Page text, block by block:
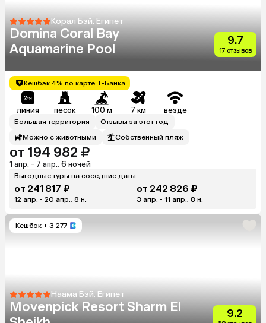
Корал Бэй, Египет
Domina Coral Bay
Aquamarine Pool
9.7
17 отзывов
Кешбэк 4% по карте Т-Банка
линия песок 100 м 7 км везде
Большая территория
Отзывы за этот год
Можно с животными
Собственный пляж
от 194 982 ₽
1 апр. - 7 апр., 6 ночей
Выгодные туры на соседние даты
от 241 817 ₽
12 апр. - 20 апр., 8 н.
от 242 826 ₽
3 апр. - 11 апр., 8 н.
Кешбэк + 3 277
Наама Бэй, Египет
Movenpick Resort Sharm El
9.2